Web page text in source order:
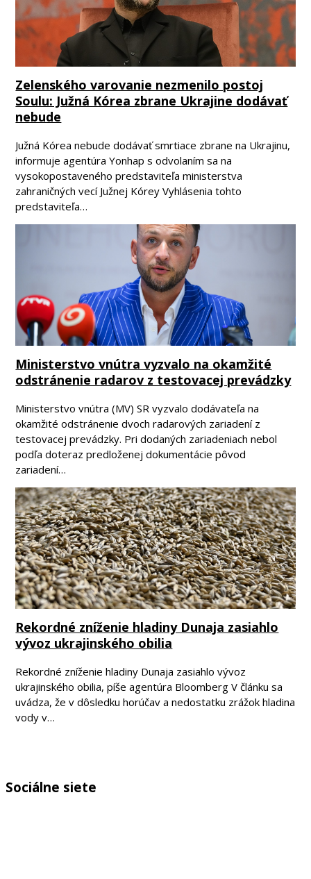
Zelenského varovanie nezmenilo postoj
Soulu: Južná Kórea zbrane Ukrajine dodávať
nebude
Južná Kórea nebude dodávať smrtiace zbrane na Ukrajinu,
informuje agentúra Yonhap s odvolaním sa na
vysokopostaveného predstaviteľa ministerstva
zahraničných vecí Južnej Kórey Vyhlásenia tohto
predstaviteľa…
Ministerstvo vnútra vyzvalo na okamžité
odstránenie radarov z testovacej prevádzky
Ministerstvo vnútra (MV) SR vyzvalo dodávateľa na
okamžité odstránenie dvoch radarových zariadení z
testovacej prevádzky. Pri dodaných zariadeniach nebol
podľa doteraz predloženej dokumentácie pôvod
zariadení…
Rekordné zníženie hladiny Dunaja zasiahlo
vývoz ukrajinského obilia
Rekordné zníženie hladiny Dunaja zasiahlo vývoz
ukrajinského obilia, píše agentúra Bloomberg V článku sa
uvádza, že v dôsledku horúčav a nedostatku zrážok hladina
vody v…
Sociálne siete